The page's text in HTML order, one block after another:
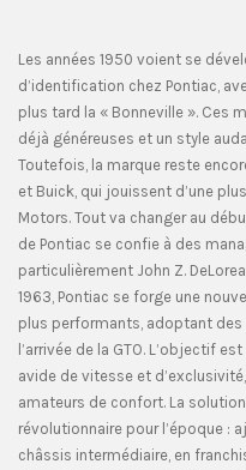
Les années 1950 voient se
d’identification chez Pontiac,
plus tard la « Bonneville ». Ces
déjà généreuses et un style
Toutefois, la marque reste
et Buick, qui jouissent d’une
Motors. Tout va changer au
de Pontiac se confie à des
particulièrement John Z.
1963, Pontiac se forge une
plus performants, adoptant
l’arrivée de la GTO. L’objectif
avide de vitesse et
amateurs de confort. La
révolutionnaire pour l’époque :
châssis intermédiaire, en